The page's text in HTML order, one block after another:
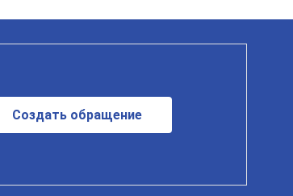
Создать обращение